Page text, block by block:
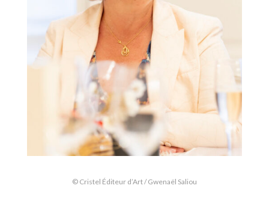
© Cristel Éditeur d’Art / Gwenaël Saliou